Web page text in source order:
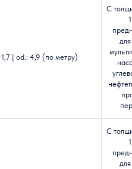
| od.: 4,9 (по метру)
С
С